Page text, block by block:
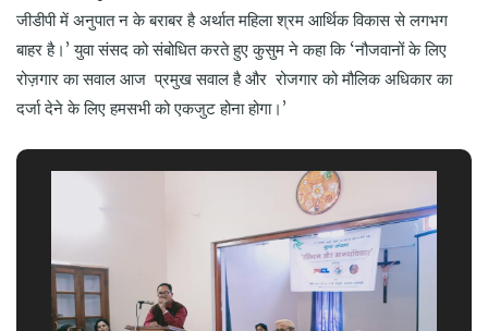
जीडीपी में अनुपात न के बराबर है अर्थात महिला श्रम आर्थिक विकास से लगभग
बाहर है।’ युवा संसद को संबोधित करते हुए कुसुम ने कहा कि ‘नौजवानों के लिए
रोज़गार का सवाल आज प्रमुख सवाल है और रोजगार को मौलिक अधिकार का
दर्जा देने के लिए हमसभी को एकजुट होना होगा।’